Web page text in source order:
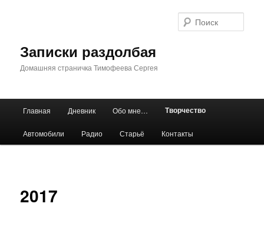
Записки раздолбая
Домашняя страничка Тимофеева Сергея
Главная Дневник Обо мне… Творчество
Автомобили Радио Старьё Контакты
2017